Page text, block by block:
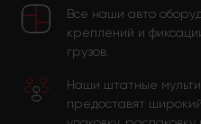
Все наши авто
креплений и
грузов.
Наши штатные
предоставят